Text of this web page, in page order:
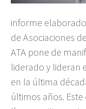
informe
de Asociaciones
ATA pone de
liderado y lideran
en la última
últimos años.